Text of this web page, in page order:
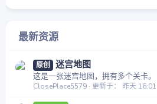
最新资源
原创 迷宫地图
这是一张迷宫地图，拥有多个关卡。
ClosePlace5579 更新于： 昨天 16:01